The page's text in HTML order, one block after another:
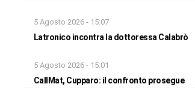
5 Agosto 2026 - 15:07
Latronico incontra la dottoressa Calabrò
5 Agosto 2026 - 15:01
CallMat, Cupparo: il confronto prosegue